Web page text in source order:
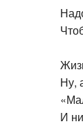
Ну,
И